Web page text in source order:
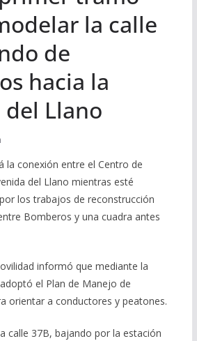
la calle
de
hacia la
Llano
la conexión entre el Centro de
del Llano mientras esté
los trabajos de reconstrucción
Bomberos y una cuadra antes
informó que mediante la
el Plan de Manejo de
orientar a conductores y peatones.
calle 37B, bajando por la estación